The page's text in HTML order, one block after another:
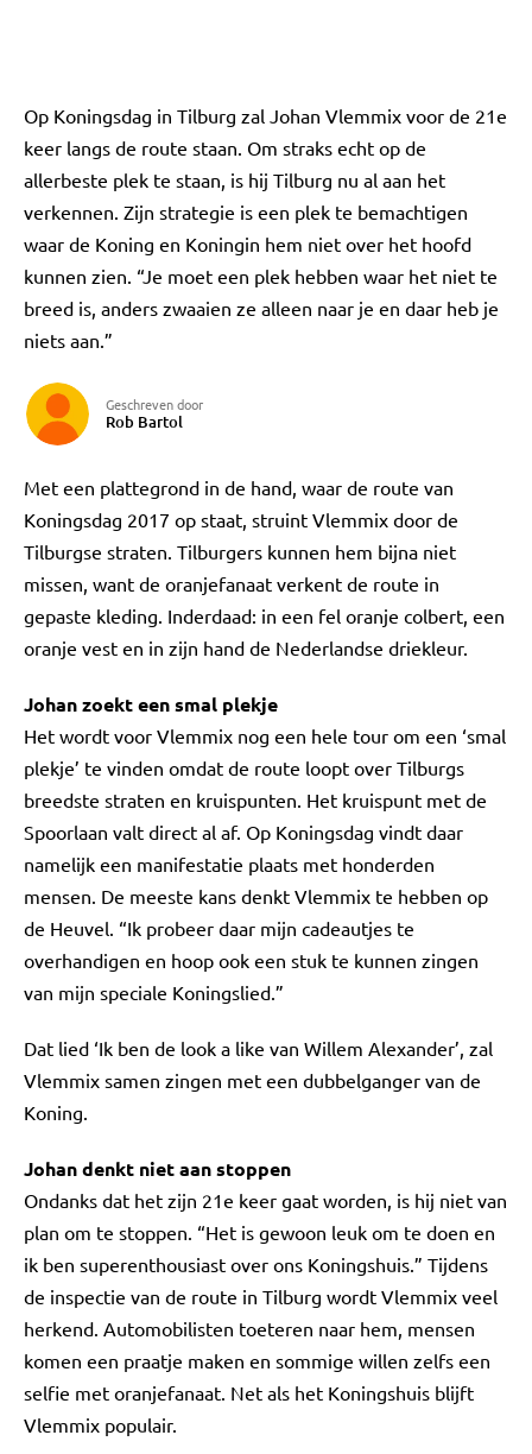
Op Koningsdag in Tilburg zal Johan Vlemmix voor de 21e
keer langs de route staan. Om straks echt op de
allerbeste plek te staan, is hij Tilburg nu al aan het
verkennen. Zijn strategie is een plek te bemachtigen
waar de Koning en Koningin hem niet over het hoofd
kunnen zien. “Je moet een plek hebben waar het niet te
breed is, anders zwaaien ze alleen naar je en daar heb je
niets aan.”
Geschreven door
Rob Bartol
Met een plattegrond in de hand, waar de route van
Koningsdag 2017 op staat, struint Vlemmix door de
Tilburgse straten. Tilburgers kunnen hem bijna niet
missen, want de oranjefanaat verkent de route in
gepaste kleding. Inderdaad: in een fel oranje colbert, een
oranje vest en in zijn hand de Nederlandse driekleur.
Johan zoekt een smal plekje
Het wordt voor Vlemmix nog een hele tour om een ‘smal
plekje’ te vinden omdat de route loopt over Tilburgs
breedste straten en kruispunten. Het kruispunt met de
Spoorlaan valt direct al af. Op Koningsdag vindt daar
namelijk een manifestatie plaats met honderden
mensen. De meeste kans denkt Vlemmix te hebben op
de Heuvel. “Ik probeer daar mijn cadeautjes te
overhandigen en hoop ook een stuk te kunnen zingen
van mijn speciale Koningslied.”
Dat lied ‘Ik ben de look a like van Willem Alexander’, zal
Vlemmix samen zingen met een dubbelganger van de
Koning.
Johan denkt niet aan stoppen
Ondanks dat het zijn 21e keer gaat worden, is hij niet van
plan om te stoppen. “Het is gewoon leuk om te doen en
ik ben superenthousiast over ons Koningshuis.” Tijdens
de inspectie van de route in Tilburg wordt Vlemmix veel
herkend. Automobilisten toeteren naar hem, mensen
komen een praatje maken en sommige willen zelfs een
selfie met oranjefanaat. Net als het Koningshuis blijft
Vlemmix populair.